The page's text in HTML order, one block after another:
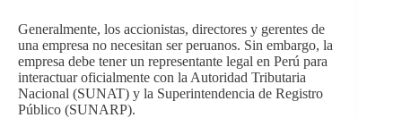
Generalmente, los accionistas, directores y gerentes de
una empresa no necesitan ser peruanos. Sin embargo, la
empresa debe tener un representante legal en Perú para
interactuar oficialmente con la Autoridad Tributaria
Nacional (SUNAT) y la Superintendencia de Registro
Público (SUNARP).